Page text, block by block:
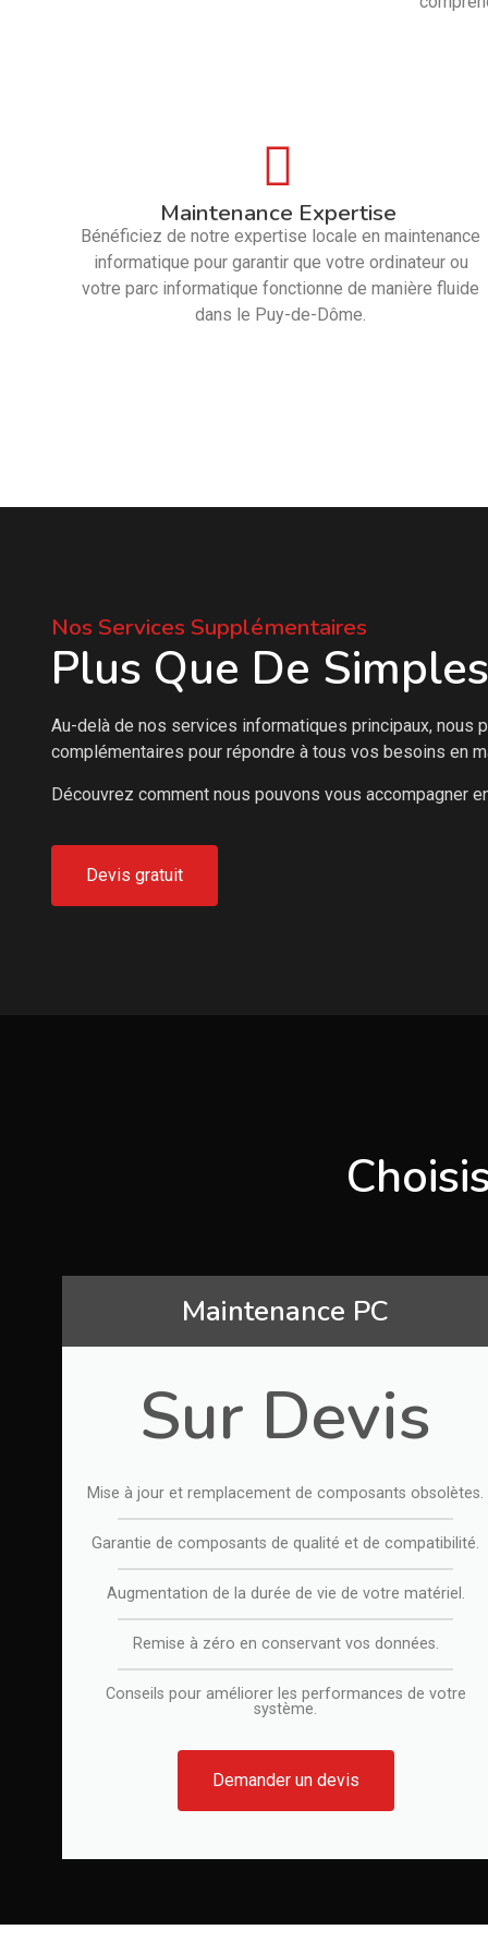
Maintenance Expertise
Bénéficiez de notre expertise locale en maintenance
informatique pour garantir que votre ordinateur ou
votre parc informatique fonctionne de manière fluide
dans le Puy-de-Dôme.
Nos Services Supplémentaires
Plus Que De
Au-delà de nos services informatiques principaux, nous
complémentaires pour répondre à tous vos besoins en
Découvrez comment nous pouvons vous accompagner
Devis gratuit
Maintenance PC
Sur Devis
Mise à jour et remplacement de composants obsolètes.
Garantie de composants de qualité et de compatibilité.
Augmentation de la durée de vie de votre matériel.
Remise à zéro en conservant vos données.
Conseils pour améliorer les performances de votre
système.
Demander un devis